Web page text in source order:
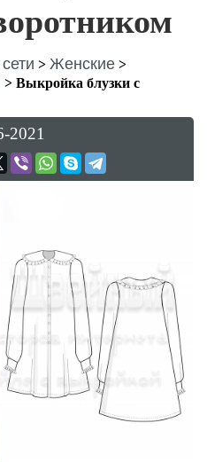
> Женские >
> Выкройка блузки с
2021